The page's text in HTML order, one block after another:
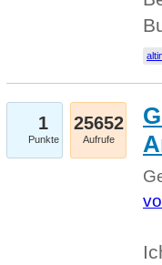
1
Punkte
25652
Aufrufe